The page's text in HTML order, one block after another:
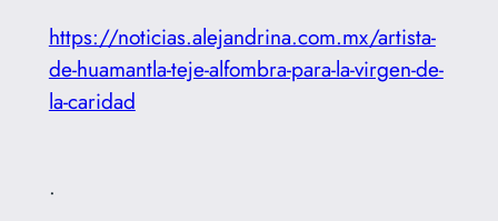
https://noticias.alejandrina.com.mx/artista-
de-huamantla-teje-alfombra-para-la-virgen-de-
la-caridad
.